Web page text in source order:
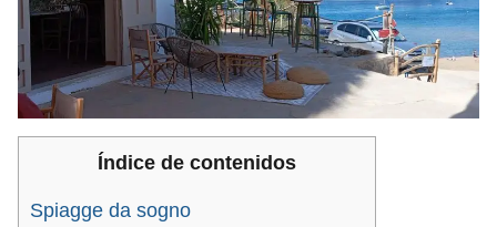
Índice de contenidos
Spiagge da sogno